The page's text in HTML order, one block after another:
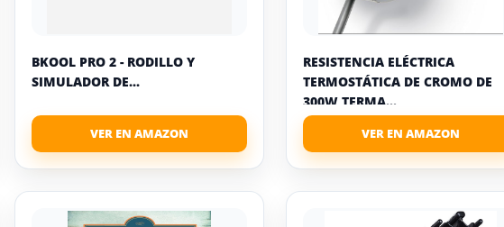
BKOOL PRO 2 - RODILLO Y
SIMULADOR DE...
RESISTENCIA ELÉCTRICA
TERMOSTÁTICA DE CROMO DE
300W TERMA...